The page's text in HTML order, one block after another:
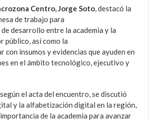
Centro, Jorge Soto, destacó la
de trabajo para
desarrollo entre la academia y la
público, así como la
con insumos y evidencias que ayuden en
en el ámbito tecnológico, ejecutivo y
el acta del encuentro, se discutió
y la alfabetización digital en la región,
de la academia para avanzar